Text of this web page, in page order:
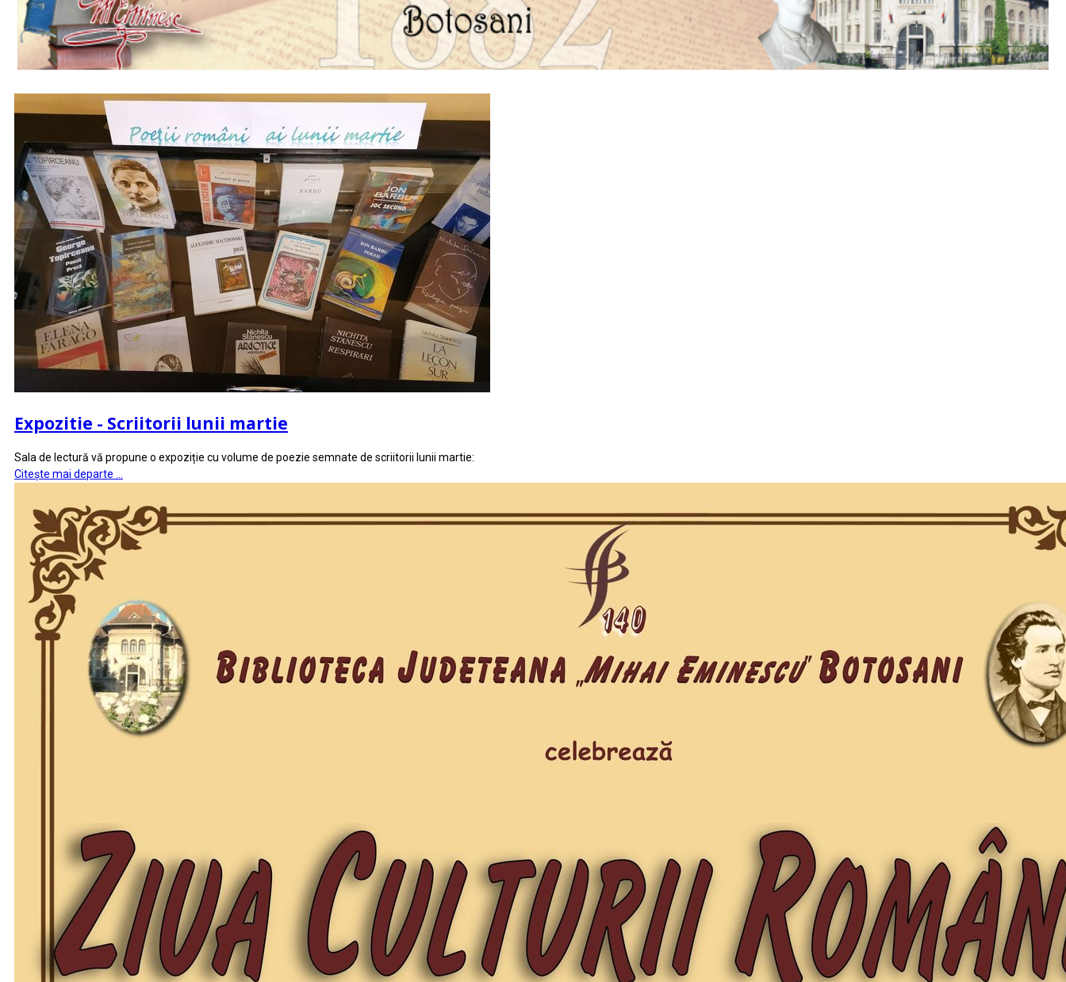
Expozitie - Scriitorii lunii martie
Sala de lectură vă propune o expoziție cu volume de poezie semnate de scriitorii lunii martie:
Citește mai departe …